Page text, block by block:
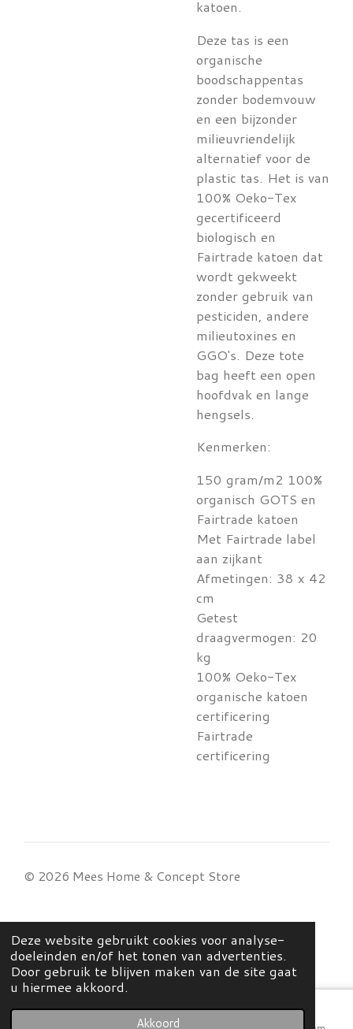
Deze website gebruikt cookies voor analyse-
doeleinden en/of het tonen van advertenties.
Door gebruik te blijven maken van de site gaat
u hiermee akkoord.
Akkoord
katoen.
Deze tas is een
organische
boodschappentas
zonder bodemvouw
en een bijzonder
milieuvriendelijk
alternatief voor de
plastic tas. Het is van
100% Oeko-Tex
gecertificeerd
biologisch en
Fairtrade katoen dat
wordt gekweekt
zonder gebruik van
pesticiden, andere
milieutoxines en
GGO's. Deze tote
bag heeft een open
hoofdvak en lange
hengsels.
Kenmerken:
150 gram/m2 100%
organisch GOTS en
Fairtrade katoen
Met Fairtrade label
aan zijkant
Afmetingen: 38 x 42
cm
Getest
draagvermogen: 20
kg
100% Oeko-Tex
organische katoen
certificering
Fairtrade
certificering
© 2026 Mees Home & Concept Store